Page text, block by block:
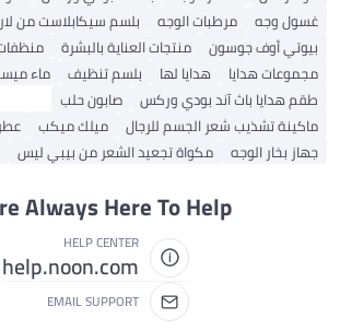
غسول وجه
مرطبات الوجه
بلسم سيكابلاست من
بيوتي أوف جوسون
منتجات العناية بالبشرة
مجموعات هدايا
هدايا لها بلسم تنظيف
ماء
طقم هدايا باث آند بودي وركس
صابون حلب
ماكينة تشذيب شعر الجسم للرجال
ميلك ميكب
جهاز بخار الوجه
مكواة تجعيد الشعر من بيبي ليس
Always Here To Help
HELP CENTER
help.noon.com
EMAIL SUPPORT